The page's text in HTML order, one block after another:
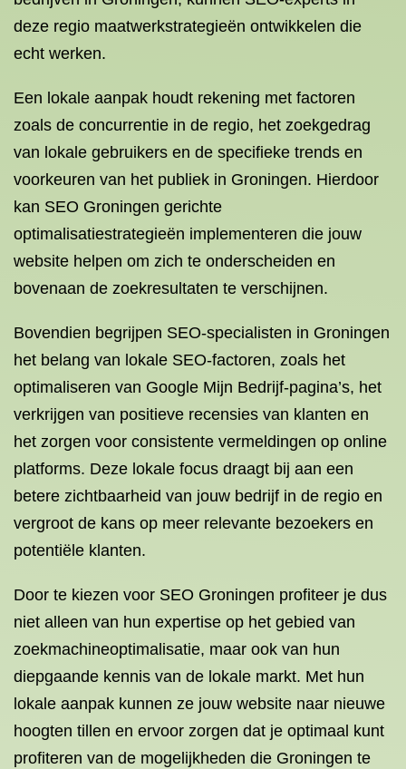
deze regio maatwerkstrategieën ontwikkelen die
echt werken.
Een lokale aanpak houdt rekening met factoren
zoals de concurrentie in de regio, het zoekgedrag
van lokale gebruikers en de specifieke trends en
voorkeuren van het publiek in Groningen. Hierdoor
kan SEO Groningen gerichte
optimalisatiestrategieën implementeren die jouw
website helpen om zich te onderscheiden en
bovenaan de zoekresultaten te verschijnen.
Bovendien begrijpen SEO-specialisten in Groningen
het belang van lokale SEO-factoren, zoals het
optimaliseren van Google Mijn Bedrijf-pagina’s, het
verkrijgen van positieve recensies van klanten en
het zorgen voor consistente vermeldingen op online
platforms. Deze lokale focus draagt bij aan een
betere zichtbaarheid van jouw bedrijf in de regio en
vergroot de kans op meer relevante bezoekers en
potentiële klanten.
Door te kiezen voor SEO Groningen profiteer je dus
niet alleen van hun expertise op het gebied van
zoekmachineoptimalisatie, maar ook van hun
diepgaande kennis van de lokale markt. Met hun
lokale aanpak kunnen ze jouw website naar nieuwe
hoogten tillen en ervoor zorgen dat je optimaal kunt
profiteren van de mogelijkheden die Groningen te